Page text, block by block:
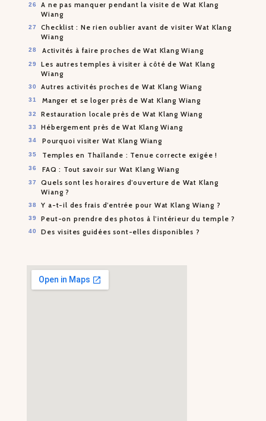
A ne pas manquer pendant la visite de Wat Klang
Wiang
Checklist : Ne rien oublier avant de visiter Wat Klang
Wiang
Activités à faire proches de Wat Klang Wiang
Les autres temples à visiter à côté de Wat Klang
Wiang
Autres activités proches de Wat Klang Wiang
Manger et se loger près de Wat Klang Wiang
Restauration locale près de Wat Klang Wiang
Hébergement près de Wat Klang Wiang
Pourquoi visiter Wat Klang Wiang
Temples en Thaïlande : Tenue correcte exigée !
FAQ : Tout savoir sur Wat Klang Wiang
Quels sont les horaires d’ouverture de Wat Klang
Wiang ?
Y a-t-il des frais d’entrée pour Wat Klang Wiang ?
Peut-on prendre des photos à l’intérieur du temple ?
Des visites guidées sont-elles disponibles ?